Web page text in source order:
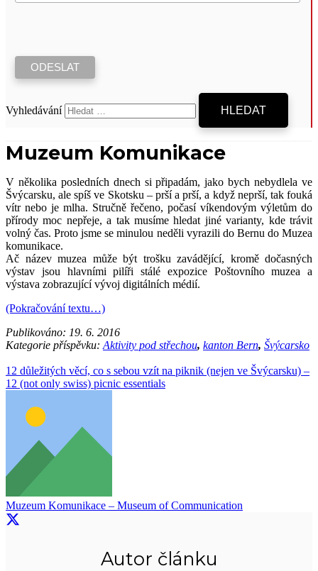
Vyhledávání
Muzeum Komunikace
V několika posledních dnech si připadám, jako bych nebydlela ve
Švýcarsku, ale spíš ve Skotsku – prší a prší, a když neprší, tak fouká
vítr nebo je mlha. Stručně řečeno, počasí víkendovým výletům do
přírody moc nepřeje, a tak musíme hledat jiné varianty, kde trávit
volný čas. Proto jsme se minulou neděli vyrazili do Bernu do Muzea
komunikace.
Ač název muzea může být trošku zavádějící, kromě dočasných
výstav jsou hlavními pilíři stálé expozice Poštovního muzea a
výstava zobrazující vývoj digitálních médií.
(Pokračování textu…)
Publikováno: 19. 6. 2016
Kategorie příspěvku: Aktivity pod střechou, kanton Bern, Švýcarsko
12 důležitých věcí, co s sebou vzít na piknik (nejen ve Švýcarsku) –
12 (not only swiss) picnic essentials
Muzeum Komunikace – Museum of Communication
Autor článku